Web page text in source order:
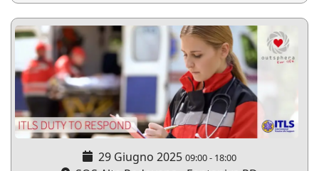
29 Giugno 2025 09:00- 18:00